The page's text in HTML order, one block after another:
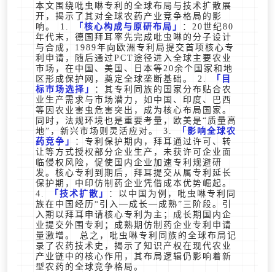
本文围绕吡虫啉专利的全球布局与技术扩散展
开，揭示了其对全球农药产业竞争格局的影
响。 1.
核心构成与原研布局
：20世纪80
年代末，德国拜耳率先完成吡虫啉的分子设计
与合成，1989年向欧洲专利局提交首项核心专
利申请，随后通过PCT途径进入全球主要农业
市场，在中国、美国、日本等20余个国家和地
区形成保护网，奠定全球垄断基础。 2.
目
标市场选择
：其专利同族的国家分布贴合农
业生产需求与市场潜力，如中国、印度、巴西
等因农业害虫危害突出，成为核心布局国家。
同时，法规环境也是重要考量，欧美是“质量高
地”，新兴市场则灵活应对。 3.
影响全球农
药竞争
：专利保护期内，拜耳通过许可、转
让等方式授权部分企业生产，未获许可企业面
临侵权风险，促使国内企业加速专利规避研
发。核心专利到期后，拜耳提交从属专利延长
保护期，中印仿制药企业凭借成本优势崛起。
4.
技术扩散
：以中国为例，吡虫啉专利同
族在中国经历“引入—成长—成熟”三阶段。引
入期以拜耳申请核心专利为主；成长期国内企
业提交外围专利；成熟期仿制药企业专利申请
量激增。 总之，吡虫啉专利同族的全球布局记
录了农药技术史，揭示了知识产权在现代农业
产业链中的核心作用，其布局逻辑仍影响着新
型农药的全球竞争格局。